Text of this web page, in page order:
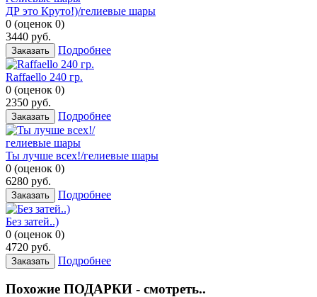
ДР это Круто!)/гелиевые шары
0 (оценок 0)
3440 руб.
Заказать Подробнее
Raffaello 240 гр.
0 (оценок 0)
2350 руб.
Заказать Подробнее
Ты лучше всех!/гелиевые шары
0 (оценок 0)
6280 руб.
Заказать Подробнее
Без затей..)
0 (оценок 0)
4720 руб.
Заказать Подробнее
Похожие ПОДАРКИ - смотреть..